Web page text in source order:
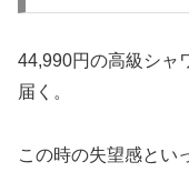
44,990円の高級シャ
届く。
この時の失望感とい